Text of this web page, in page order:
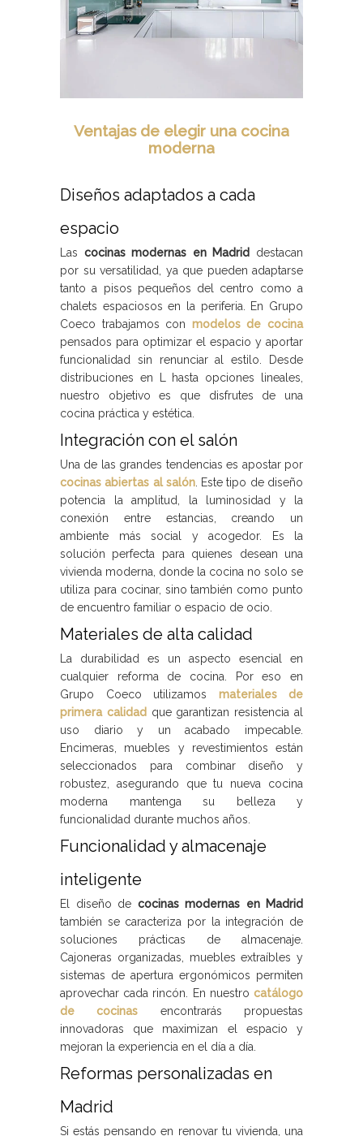
Ventajas de elegir una cocina
moderna
Diseños adaptados a cada
espacio
Las cocinas modernas en Madrid
destacan
por su versatilidad, ya que pueden adaptarse
tanto a pisos pequeños del centro como a
chalets espaciosos en la periferia. En Grupo
Coeco trabajamos con modelos de cocina
pensados para optimizar el espacio y aportar
funcionalidad sin renunciar al estilo. Desde
distribuciones en L hasta opciones lineales,
nuestro objetivo es que disfrutes de una
cocina práctica y estética.
Integración con el salón
Una de las grandes tendencias es apostar por
cocinas abiertas al salón. Este tipo de diseño
potencia la amplitud, la luminosidad y la
conexión entre estancias, creando un
ambiente más social y acogedor. Es la
solución perfecta para quienes desean una
vivienda moderna, donde la cocina no solo se
utiliza para cocinar, sino también como punto
de encuentro familiar o espacio de ocio.
Materiales de alta calidad
La durabilidad es un aspecto esencial en
cualquier reforma de cocina. Por eso en
Grupo Coeco utilizamos materiales de
primera calidad que garantizan resistencia al
uso diario y un acabado impecable.
Encimeras, muebles y revestimientos están
seleccionados para combinar diseño y
robustez, asegurando que tu nueva cocina
moderna mantenga su belleza y
funcionalidad durante muchos años.
Funcionalidad y almacenaje
inteligente
El diseño de cocinas modernas en Madrid
también se caracteriza por la integración de
soluciones prácticas de almacenaje.
Cajoneras organizadas, muebles extraíbles y
sistemas de apertura ergonómicos permiten
aprovechar cada rincón. En nuestro catálogo
de cocinas encontrarás propuestas
innovadoras que maximizan el espacio y
mejoran la experiencia en el día a día.
Reformas personalizadas en
Madrid
Si estás pensando en renovar tu vivienda, una